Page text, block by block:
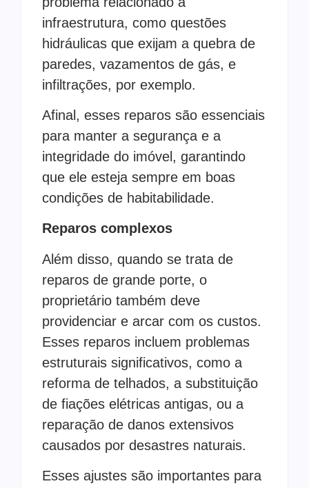
infraestrutura, como questões
hidráulicas que exijam a quebra de
paredes, vazamentos de gás, e
infiltrações, por exemplo.
Afinal, esses reparos são essenciais
para manter a segurança e a
integridade do imóvel, garantindo
que ele esteja sempre em boas
condições de habitabilidade.
Reparos complexos
Além disso, quando se trata de
reparos de grande porte, o
proprietário também deve
providenciar e arcar com os custos.
Esses reparos incluem problemas
estruturais significativos, como a
reforma de telhados, a substituição
de fiações elétricas antigas, ou a
reparação de danos extensivos
causados por desastres naturais.
Esses ajustes são importantes para